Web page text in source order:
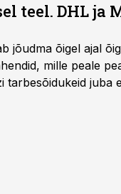
teel. DHL ja
jõudma õigel ajal
mille peale
juba